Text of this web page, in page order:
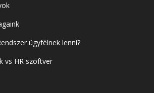
ügyfélnek lenni?
vs HR szoftver